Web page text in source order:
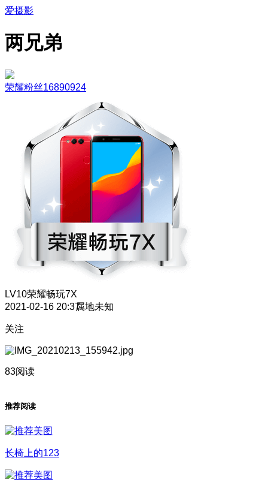
爱摄影
两兄弟
荣耀粉丝16890924
LV10荣耀畅玩7X
2021-02-16 20:37属地未知
关注
83阅读
推荐阅读
长椅上的123